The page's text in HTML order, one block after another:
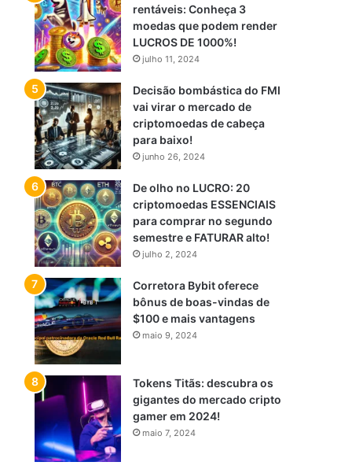
rentáveis: Conheça 3
moedas que podem render
LUCROS DE 1000%!
julho 11, 2024
Decisão bombástica do FMI
vai virar o mercado de
criptomoedas de cabeça
para baixo!
junho 26, 2024
De olho no LUCRO: 20
criptomoedas ESSENCIAIS
para comprar no segundo
semestre e FATURAR alto!
julho 2, 2024
Corretora Bybit oferece
bônus de boas-vindas de
$100 e mais vantagens
maio 9, 2024
Tokens Titãs: descubra os
gigantes do mercado cripto
gamer em 2024!
maio 7, 2024